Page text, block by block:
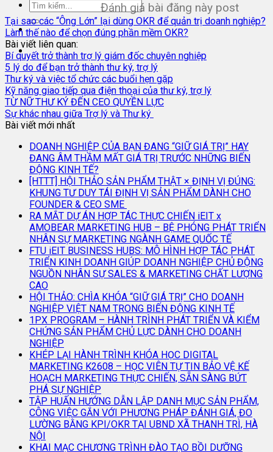
Đánh giá bài đăng này post
Tại sao các “Ông Lớn” lại dùng OKR để quản trị doanh nghiệp?
Làm thế nào để chọn đúng phần mềm OKR?
Bài viết liên quan:
Bí quyết trở thành trợ lý giám đốc chuyên nghiệp
5 lý do để bạn trở thành thư ký, trợ lý
Thư ký và việc tổ chức các buổi hẹn gặp
Kỹ năng giao tiếp qua điện thoại của thư ký, trợ lý
TỪ NỮ THƯ KÝ ĐẾN CEO QUYỀN LỰC
Sự khác nhau giữa Trợ lý và Thư ký
Bài viết mới nhất
DOANH NGHIỆP CỦA BẠN ĐANG “GIỮ GIÁ TRỊ” HAY
ĐANG ÂM THẦM MẤT GIÁ TRỊ TRƯỚC NHỮNG BIẾN
ĐỘNG KINH TẾ?
[HTTT] HỘI THẢO SẢN PHẨM THẬT × ĐỊNH VỊ ĐÚNG:
KHUNG TƯ DUY TÁI ĐỊNH VỊ SẢN PHẨM DÀNH CHO
FOUNDER & CEO SME
RA MẮT DỰ ÁN HỢP TÁC THỰC CHIẾN iEIT x
AMOBEAR MARKETING HUB – BỆ PHÓNG PHÁT TRIỂN
NHÂN SỰ MARKETING NGÀNH GAME QUỐC TẾ
FTU iEIT BUSINESS HUBS: MÔ HÌNH HỢP TÁC PHÁT
TRIỂN KINH DOANH GIÚP DOANH NGHIỆP CHỦ ĐỘNG
NGUỒN NHÂN SỰ SALES & MARKETING CHẤT LƯỢNG
CAO
HỘI THẢO: CHÌA KHÓA “GIỮ GIÁ TRỊ” CHO DOANH
NGHIỆP VIỆT NAM TRONG BIẾN ĐỘNG KINH TẾ
1PX PROGRAM – HÀNH TRÌNH PHÁT TRIỂN VÀ KIỂM
CHỨNG SẢN PHẨM CHỦ LỰC DÀNH CHO DOANH
NGHIỆP
KHÉP LẠI HÀNH TRÌNH KHÓA HỌC DIGITAL
MARKETING K2608 – HỌC VIÊN TỰ TIN BẢO VỆ KẾ
HOẠCH MARKETING THỰC CHIẾN, SẴN SÀNG BỨT
PHÁ SỰ NGHIỆP
TẬP HUẤN HƯỚNG DẪN LẬP DANH MỤC SẢN PHẨM,
CÔNG VIỆC GẮN VỚI PHƯƠNG PHÁP ĐÁNH GIÁ, ĐO
LƯỜNG BẰNG KPI/OKR TẠI UBND XÃ THANH TRÌ, HÀ
NỘI
KHAI MẠC CHƯƠNG TRÌNH ĐÀO TẠO BỒI DƯỠNG